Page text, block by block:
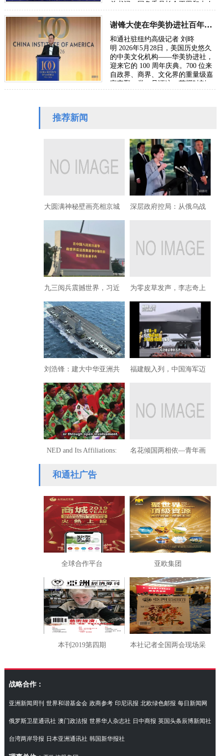
总书记、国务委员长金正恩和夫人
人彭丽媛…
谢锋大使在华美协进社百年庆典礼赞新时代东西方文明交流
和通社驻纽约高级记者 刘昸
明 2026年5月28日，美国历史悠久
的中美文化机构——华美协进社，
迎来它的 100 周年庆典。700 位来
自政界、商界、文化界的重量级嘉
宾齐聚一堂，见证这一荣耀时刻。
推荐新闻
大圆满神秘壁画亮相京城
——探寻觉醒艺术精神传
承
深层政府控局：从俄乌战
本獠牙
九三阅兵震撼世界，习近
平主席检阅部队人民欢呼
为零皮草发声，李志奇上
海获番石榴奖
刘浩锋：建大中华亚洲共
和圈推进全球平衡与世界
福祉
福建舰入列，中国海军迈
NED and Its Affiliations:
Myanmar Election
Manipulator
名花倾国两相依—青年画
和通社广告
全球合作平台 亚欧集团
本刊2019第四期 本社记者全国两会现场采
访湖南代表团
战略合作：
亚洲新闻周刊 世界和谐基金会 政商参考 印尼讯报 北欧绿色邮报 每日新闻网
俄罗斯卫星通讯社 澳门政法报 世界华人杂志社 日中商报 英国头条辰博新闻社
台湾两岸导报 日本亚洲通讯社 韩国新华报社